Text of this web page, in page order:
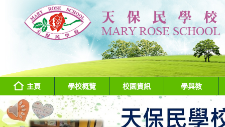
主頁 學校概覽 校園資訊 學與教